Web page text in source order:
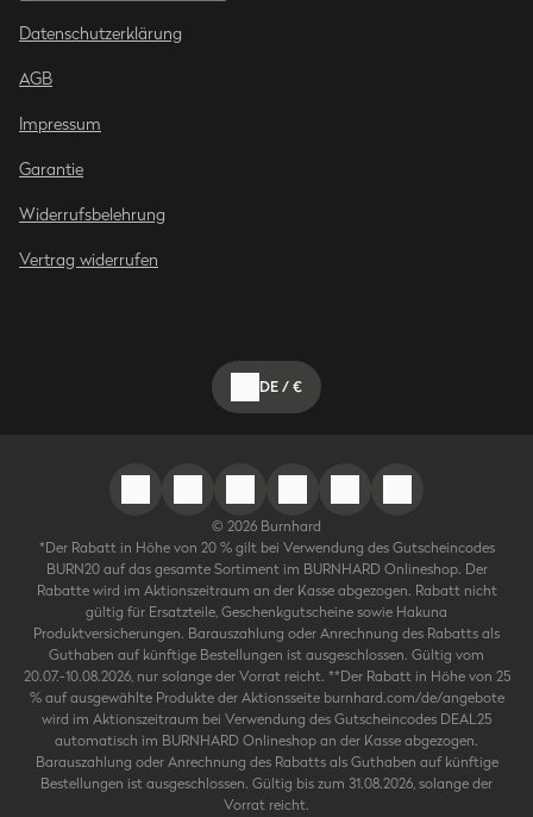
Datenschutzerklärung
AGB
Impressum
Garantie
Widerrufsbelehrung
Vertrag widerrufen
DE/€
© 2026 Burnhard
*Der Rabatt in Höhe von 20 % gilt bei Verwendung des Gutscheincodes
BURN20 auf das gesamte Sortiment im BURNHARD Onlineshop. Der
Rabatte wird im Aktionszeitraum an der Kasse abgezogen. Rabatt nicht
gültig für Ersatzteile, Geschenkgutscheine sowie Hakuna
Produktversicherungen. Barauszahlung oder Anrechnung des Rabatts als
Guthaben auf künftige Bestellungen ist ausgeschlossen. Gültig vom
20.07.-10.08.2026, nur solange der Vorrat reicht. **Der Rabatt in Höhe von 25
% auf ausgewählte Produkte der Aktionsseite burnhard.com/de/angebote
wird im Aktionszeitraum bei Verwendung des Gutscheincodes DEAL25
automatisch im BURNHARD Onlineshop an der Kasse abgezogen.
Barauszahlung oder Anrechnung des Rabatts als Guthaben auf künftige
Bestellungen ist ausgeschlossen. Gültig bis zum 31.08.2026, solange der
Vorrat reicht.